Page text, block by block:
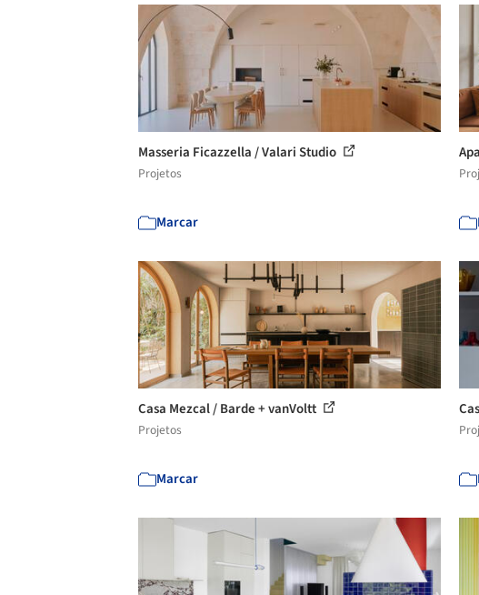
Masseria Ficazzella / Valari Studio
Projetos
Marcar
Casa Mezcal / Barde + vanVoltt
Projetos
Marcar